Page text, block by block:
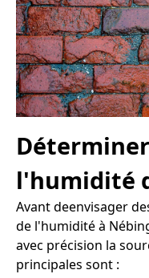
l'humidité
Avant deenvisager
de l'humidité à
avec précision la
principales sont :